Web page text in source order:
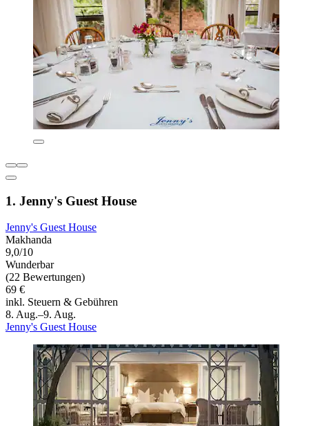
1. Jenny's Guest House
Jenny's Guest House
Makhanda
9,0/10
Wunderbar
(22 Bewertungen)
69 €
inkl. Steuern & Gebühren
8. Aug.–9. Aug.
Jenny's Guest House